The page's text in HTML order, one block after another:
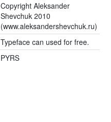
Copyright Aleksander
Shevchuk 2010
(www.aleksandershevchuk.ru)
Typeface can used for free.
PYRS